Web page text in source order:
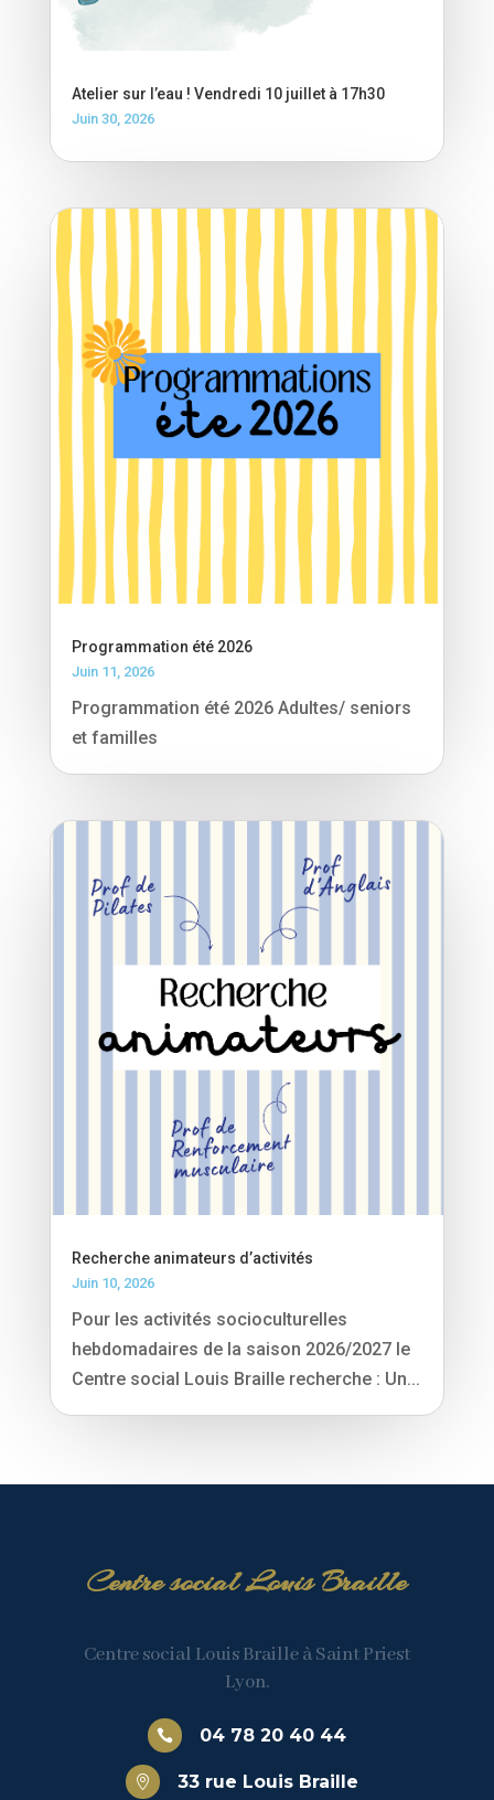
Atelier sur l’eau ! Vendredi 10 juillet à 17h30
Juin 30, 2026
Programmation été 2026
Juin 11, 2026
Programmation été 2026 Adultes/ seniors
et familles
Recherche animateurs d’activités
Juin 10, 2026
Pour les activités socioculturelles
hebdomadaires de la saison 2026/2027 le
Centre social Louis Braille recherche : Un...
Centre social Louis Braille
Centre social Louis Braille à Saint Priest
Lyon.
 04 78 20 40 44

33 rue Louis Braille